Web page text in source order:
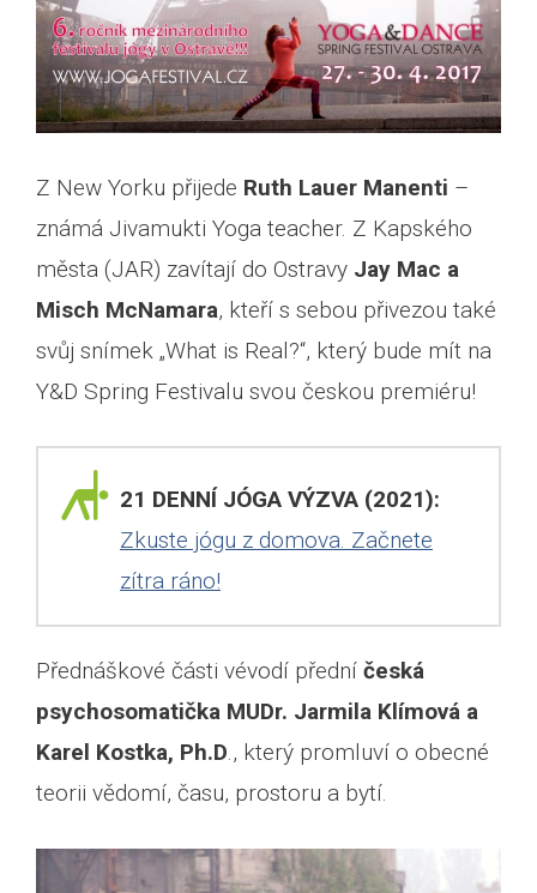
Z New Yorku přijede Ruth Lauer Manenti –
známá Jivamukti Yoga teacher. Z Kapského
města (JAR) zavítají do Ostravy Jay Mac a
Misch McNamara, kteří s sebou přivezou také
svůj snímek „What is Real?“, který bude mít na
Y&D Spring Festivalu svou českou premiéru!
21 DENNÍ JÓGA VÝZVA (2021):
Zkuste jógu z domova. Začnete
zítra ráno!
Přednáškové části vévodí přední česká
psychosomatička MUDr. Jarmila Klímová a
Karel Kostka, Ph.D., který promluví o obecné
teorii vědomí, času, prostoru a bytí.